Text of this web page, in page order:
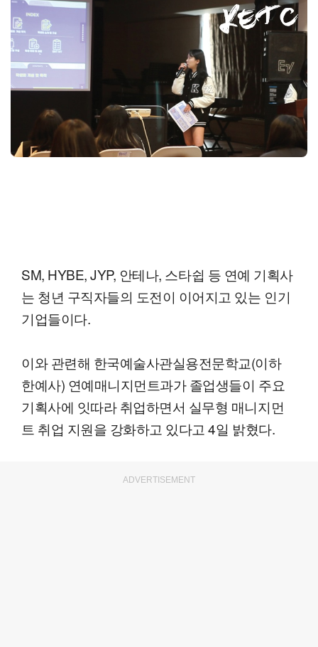
SM, HYBE, JYP, 안테나, 스타쉽 등 연예 기획사
는 청년 구직자들의 도전이 이어지고 있는 인기
기업들이다.
이와 관련해 한국예술사관실용전문학교(이하
한예사) 연예매니지먼트과가 졸업생들이 주요
기획사에 잇따라 취업하면서 실무형 매니지먼
트 취업 지원을 강화하고 있다고 4일 밝혔다.
ADVERTISEMENT